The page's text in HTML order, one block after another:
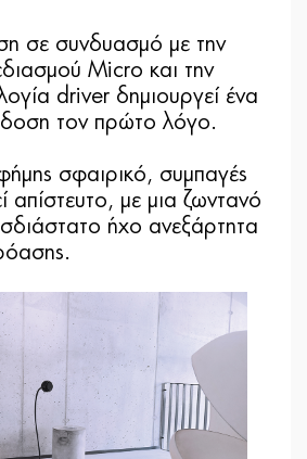
σε συνδυασμό με την
Micro και την
driver δημιουργεί ένα
τον πρώτο λόγο.
σφαιρικό, συμπαγές
απίστευτο, με μια ζωντανό
ήχο ανεξάρτητα